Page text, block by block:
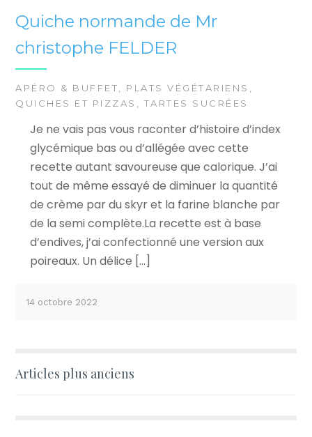
Quiche normande de Mr
christophe FELDER
APÉRO & BUFFET PLATS VÉGÉTARIENS
QUICHES ET PIZZAS
TARTES SUCRÉES
Je ne vais pas vous raconter d’histoire d’index
glycémique bas ou d’allégée avec cette
recette autant savoureuse que calorique. J’ai
tout de même essayé de diminuer la quantité
de crème par du skyr et la farine blanche par
de la semi complète.La recette est à base
d’endives, j’ai confectionné une version aux
poireaux. Un délice […]
14 octobre 2022
Navigation
Articles plus anciens